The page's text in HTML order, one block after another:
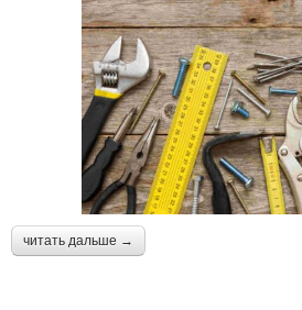
читать дальше →